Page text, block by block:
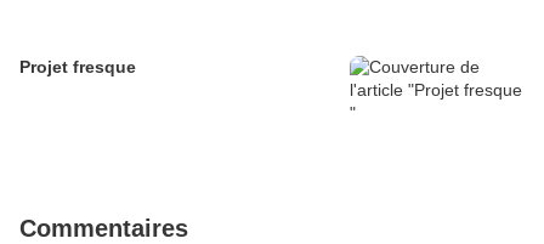
Projet fresque
Commentaires